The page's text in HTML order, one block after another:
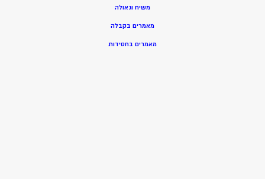
משיח וגאולה
מאמרים בקבלה
מאמרים בחסידות